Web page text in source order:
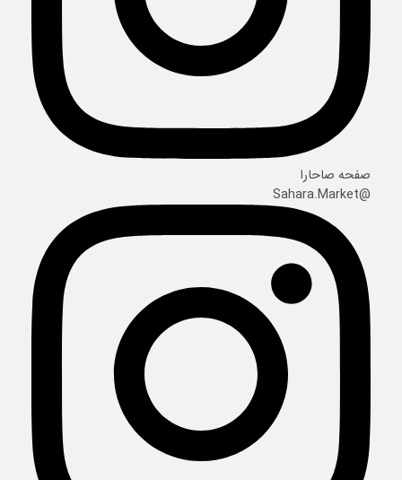
صفحه صاحارا
@Sahara.Market